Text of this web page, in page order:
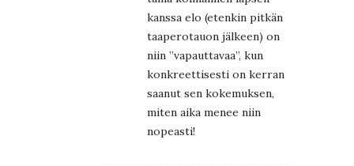
kanssa elo (etenkin pitkän
taaperotauon jälkeen) on
niin ”vapauttavaa”, kun
konkreettisesti on kerran
saanut sen kokemuksen,
miten aika menee niin
nopeasti!